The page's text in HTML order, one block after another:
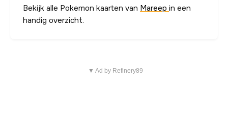
Bekijk alle Pokemon kaarten van Mareep in een
handig overzicht.
▼ Ad by Refinery89